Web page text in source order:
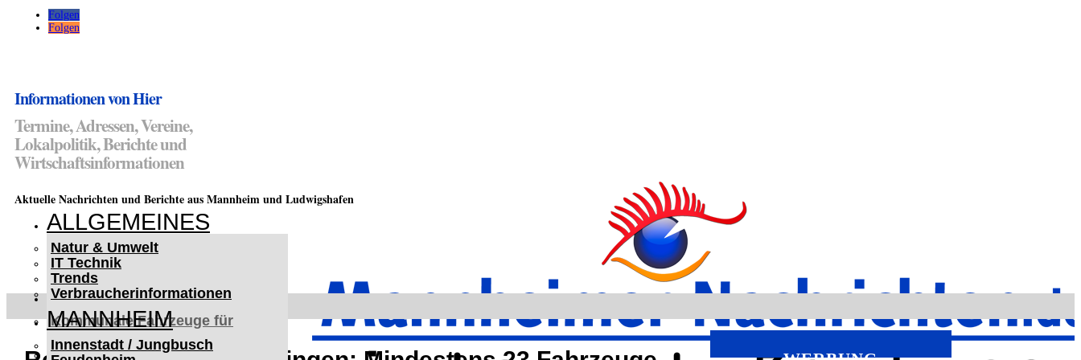
Folgen
Folgen
Informationen von Hier
Termine, Adressen, Vereine,
Lokalpolitik, Berichte und
Wirtschaftsinformationen
Aktuelle Nachrichten und Berichte aus Mannheim und Ludwigshafen
ALLGEMEINES
Natur & Umwelt
IT Technik
Trends
Verbraucherinformationen
MANNHEIM
Innenstadt / Jungbusch
< UKRAINE >
Kommunale Fahrzeuge für
Czernowitz
Nutzfahrzeuge für Czernowitz